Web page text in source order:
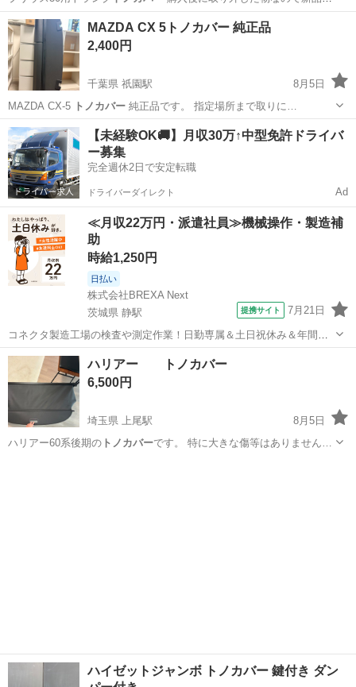
な…
岩手 北上市 内装、インテリア トノカバー
MAZDA CX 5トノカバー 純正品
2,400円
千葉県 祇園駅
8月5日
MAZDA CX-5
トノカバー 純正品です。 指定場所まで取りに…
千葉 木更津市 祇園駅 内装、インテリア
【未経験OK🚚】月収30万↑中型免許ドライバ
ー募集
完全週休2日で安定転職
ドライバーダイレクト Ad
≪月収22万円・派遣社員≫機械操作・製造補
助
時給1,250円
日払い
株式会社BREXA Next
茨城県 静駅
提携サイト 7月21日
コネクタ製造工場の検査や測定作業！日勤専属＆土日祝休み＆年間休
日128日★クリーンルーム内作業★マイカー通勤OK＆無料駐車場あり
★就業先食堂利用可！日払い制度あり！《茨城県常陸大宮市》 人気の
工場のお仕事 ◇コネクタ製造工...
茨城 常陸大宮市
ハリアー トノカバー
6,500円
埼玉県 上尾駅
8月5日
ハリアー60系後期のトノカバー です。 特に大きな傷等はありません…
ハイゼットジャンボ トノカバー 鍵付き ダン